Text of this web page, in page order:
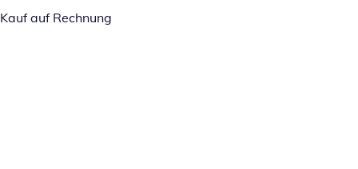
Kauf auf Rechnung